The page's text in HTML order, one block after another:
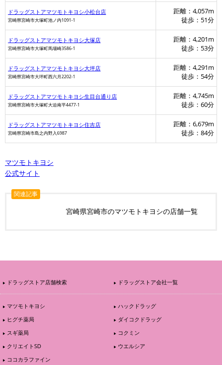
ドラッグストアマツモトキヨシ小松台店
宮崎県宮崎市大塚町池ノ内1091-1
距離：4,057m
徒歩：51分
ドラッグストアマツモトキヨシ大塚店
宮崎県宮崎市大塚町馬場崎3586-1
距離：4,201m
徒歩：53分
ドラッグストアマツモトキヨシ大坪店
宮崎県宮崎市大坪町西六月2202-1
距離：4,291m
徒歩：54分
ドラッグストアマツモトキヨシ生目台通り店
宮崎県宮崎市大塚町大迫南平4477-1
距離：4,745m
徒歩：60分
ドラッグストアマツモトキヨシ住吉店
宮崎県宮崎市島之内野入6987
距離：6,679m
徒歩：84分
マツモトキヨシ
公式サイト
関連記事
宮崎県宮崎市のマツモトキヨシの店舗一覧
ドラッグストア店舗検索 ドラッグストア会社一覧
マツモトキヨシ
ハックドラッグ
ヒグチ薬局
ダイコクドラッグ
スギ薬局
コクミン
クリエイトSD
ウエルシア
ココカラファイン